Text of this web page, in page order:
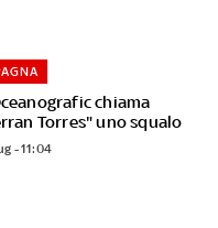
chiama
Torres" uno squalo
- 11:04